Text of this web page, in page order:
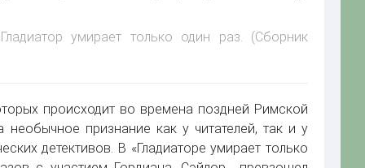
умирает только один раз. (Сборник
происходит во времена поздней Римской
необычное признание как у читателей, так и у
детективов. В «Гладиаторе умирает только